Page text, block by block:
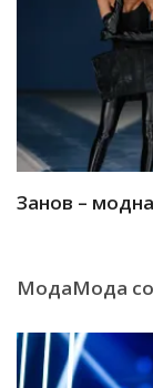
Занов –
МодаМода со